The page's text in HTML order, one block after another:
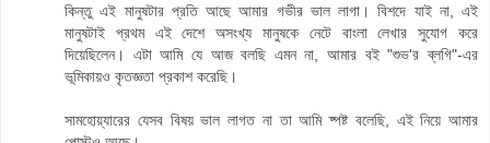
কিন্তু এই মানুষটার প্রতি আছে আমার গভীর ভাল লাগা। বিশদে যাই না, এই
মানুষটাই প্রথম এই দেশে অসংখ্য মানুষকে নেটে বাংলা লেখার সুযোগ করে
দিয়েছিলেন। এটা আমি যে আজ বলছি এমন না, আমার বই "শুভ'র ব্লগি"-এর
ভূমিকায়ও কৃতজ্ঞতা প্রকাশ করেছি।
সামহোয়্যারের যেসব বিষয় ভাল লাগত না তা আমি ষ্পষ্ট বলেছি, এই নিয়ে আমার